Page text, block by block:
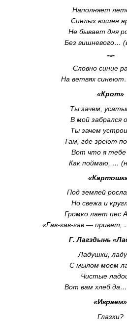
Наполняет
Спелых вишен
Не бывает дня
Без вишневого…
***
Словно синие
На ветвях
«Крот»
Ты зачем,
В мой забрался
Ты зачем
Там, где зреют
Вот что я тебе
Как поймаю, …
Под землей
Но свежа и
Громко лает пес
«Гав-гав-гав — привет,
Г. Лагздынь
Ладушки,
С мылом моем
Чистые
Вот вам хлеб
«Играем»
Глазки?